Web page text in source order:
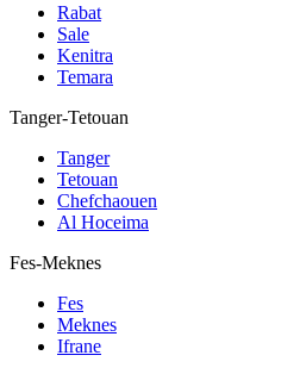
Rabat
Sale
Kenitra
Temara
Tanger-Tetouan
Tanger
Tetouan
Chefchaouen
Al Hoceima
Fes-Meknes
Fes
Meknes
Ifrane